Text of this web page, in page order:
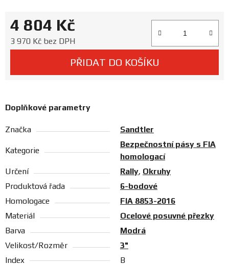
a
katalogy
4 804 Kč
3 970 Kč bez DPH
PŘIDAT DO KOŠÍKU
Doplňkové parametry
Značka Sandtler
Kategorie
Bezpečnostní pásy s FIA
homologací
Určení
Rally, Okruhy
Produktová řada
6-bodové
Homologace
FIA 8853-2016
Materiál
Ocelové posuvné přezky
Barva
Modrá
Velikost/Rozměr
3"
Index
B